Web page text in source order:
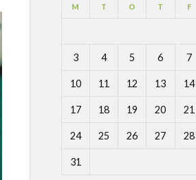
M T O T F
3 4 5 6 7
10 11 12 13 14
17 18 19 20 21
24 25 26 27 28
31